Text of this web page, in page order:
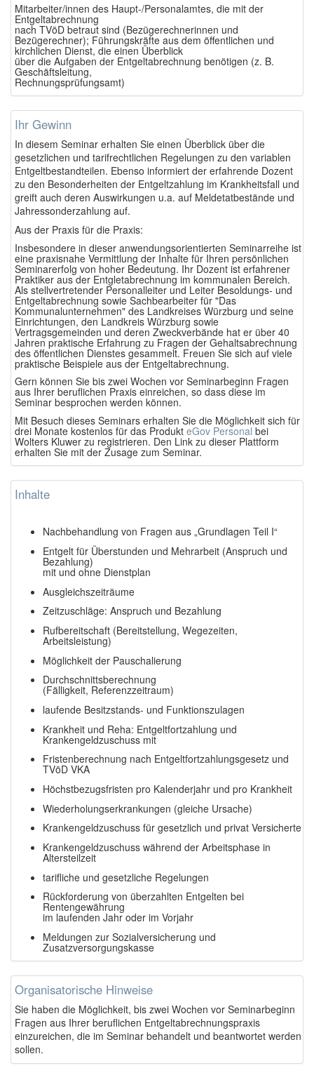
Mitarbeiter/innen des Haupt-/Personalamtes, die mit der
Entgeltabrechnung
nach TVöD betraut sind (Bezügerechnerinnen und
Bezügerechner); Führungskräfte aus dem öffentlichen und
kirchlichen Dienst, die einen Überblick
über die Aufgaben der Entgeltabrechnung benötigen (z. B.
Geschäftsleitung,
Rechnungsprüfungsamt)
Ihr Gewinn
In diesem Seminar erhalten Sie einen Überblick über die
gesetzlichen und tarifrechtlichen Regelungen zu den variablen
Entgeltbestandteilen. Ebenso informiert der erfahrende Dozent
zu den Besonderheiten der Entgeltzahlung im Krankheitsfall und
greift auch deren Auswirkungen u.a. auf Meldetatbestände und
Jahressonderzahlung auf.
Aus der Praxis für die Praxis:
Insbesondere in dieser anwendungsorientierten Seminarreihe ist
eine praxisnahe Vermittlung der Inhalte für Ihren persönlichen
Seminarerfolg von hoher Bedeutung. Ihr Dozent ist erfahrener
Praktiker aus der Entgletabrechnung im kommunalen Bereich.
Als stellvertretender Personalleiter und Leiter Besoldungs- und
Entgeltabrechnung sowie Sachbearbeiter für "Das
Kommunalunternehmen" des Landkreises Würzburg und seine
Einrichtungen, den Landkreis Würzburg sowie
Vertragsgemeinden und deren Zweckverbände hat er über 40
Jahren praktische Erfahrung zu Fragen der Gehaltsabrechnung
des öffentlichen Dienstes gesammelt. Freuen Sie sich auf viele
praktische Beispiele aus der Entgeltabrechnung.
Gern können Sie bis zwei Wochen vor Seminarbeginn Fragen
aus Ihrer beruflichen Praxis einreichen, so dass diese im
Seminar besprochen werden können.
Mit Besuch dieses Seminars erhalten Sie die Möglichkeit sich für
drei Monate kostenlos für das Produkt eGov Personal bei
Wolters Kluwer zu registrieren. Den Link zu dieser Plattform
erhalten Sie mit der Zusage zum Seminar.
Inhalte
Nachbehandlung von Fragen aus „Grundlagen Teil I“
Entgelt für Überstunden und Mehrarbeit (Anspruch und
Bezahlung)
mit und ohne Dienstplan
Ausgleichszeiträume
Zeitzuschläge: Anspruch und Bezahlung
Rufbereitschaft (Bereitstellung, Wegezeiten,
Arbeitsleistung)
Möglichkeit der Pauschalierung
Durchschnittsberechnung
(Fälligkeit, Referenzzeitraum)
laufende Besitzstands- und Funktionszulagen
Krankheit und Reha: Entgeltfortzahlung und
Krankengeldzuschuss mit
Fristenberechnung nach Entgeltfortzahlungsgesetz und
TVöD VKA
Höchstbezugsfristen pro Kalenderjahr und pro Krankheit
Wiederholungserkrankungen (gleiche Ursache)
Krankengeldzuschuss für gesetzlich und privat Versicherte
Krankengeldzuschuss während der Arbeitsphase in
Altersteilzeit
tarifliche und gesetzliche Regelungen
Rückforderung von überzahlten Entgelten bei
Rentengewährung
im laufenden Jahr oder im Vorjahr
Meldungen zur Sozialversicherung und
Zusatzversorgungskasse
Organisatorische Hinweise
Sie haben die Möglichkeit, bis zwei Wochen vor Seminarbeginn
Fragen aus Ihrer beruflichen Entgeltabrechnungspraxis
einzureichen, die im Seminar behandelt und beantwortet werden
sollen.